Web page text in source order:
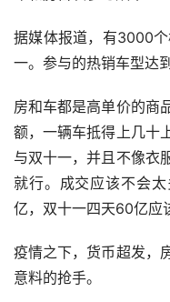
据媒体报道，有3000
一。参与的热销车型达
房和车都是高单价的商
额，一辆车抵得上几十
与双十一，并且不像衣
就行。成交应该不会
亿，双十一四天60亿应
疫情之下，货币超发，
意料的抢手。